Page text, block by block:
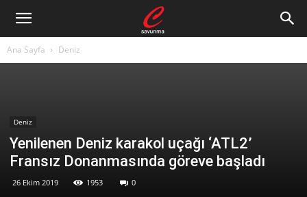
Ana Sayfa Deniz
Deniz
Yenilenen Deniz karakol uçağı ‘ATL2’
Fransız Donanmasında göreve başladı
26 Ekim 2019 1953 0